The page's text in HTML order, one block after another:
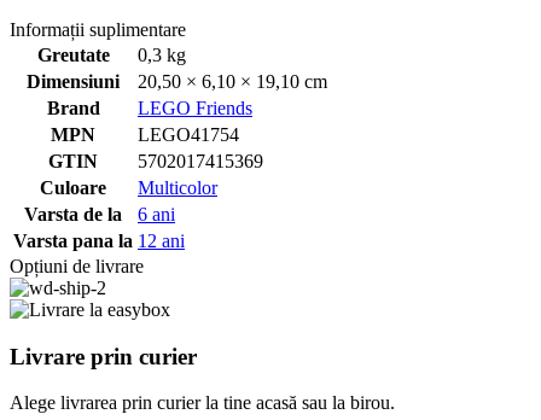
Informații suplimentare
Greutate
0,3 kg
Dimensiuni
20,50 × 6,10 × 19,10 cm
Brand
LEGO Friends
MPN
LEGO41754
GTIN
5702017415369
Culoare
Multicolor
Varsta de la
6 ani
Varsta pana la 12 ani
Opțiuni de livrare
Livrare prin curier
Alege livrarea prin curierla tine acasă sau la birou.